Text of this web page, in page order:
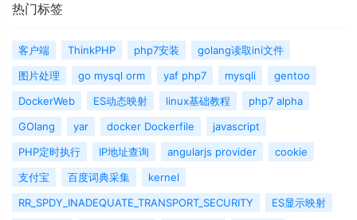
热门标签
客户端 ThinkPHP php7安装
golang读取ini文件
图片处理
go mysql orm yaf php7 mysqli
gentoo
DockerWeb
ES动态映射 linux基础教程
php7 alpha
GOlang
yar docker Dockerfile
javascript
PHP定时执行
IP地址查询 angularjs provider
cookie
支付宝
百度词典采集
kernel
RR_SPDY_INADEQUATE_TRANSPORT_SECURITY
ES显示映射